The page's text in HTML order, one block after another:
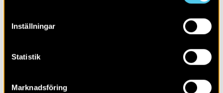
Inställningar
Statistik
Marknadsföring